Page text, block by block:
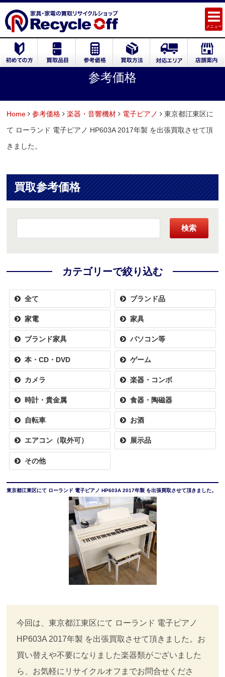
メニュー
参考価格
Home 参考価格 楽器・音響機材 電子ピアノ
東京都江東区に
て ローランド 電子ピアノ HP603A 2017年製 を出張買取させて頂
きました。
買取参考価格
検索
カテゴリーで絞り込む
全て ブランド品
家電 家具
ブランド家具 パソコン等
本・CD・DVD ゲーム
カメラ 楽器・コンボ
時計・貴金属 食器・陶磁器
自転車 お酒
エアコン（取外可） 展示品
その他
東京都江東区にて ローランド 電子ピアノ HP603A 2017年製 を出張買取させて頂きました。
今回は、東京都江東区にて ローランド 電子ピアノ
HP603A 2017年製 を出張買取させて頂きました。お
買い替えや不要になりました楽器類がございました
ら、お気軽にリサイクルオフまでお問合せくださ